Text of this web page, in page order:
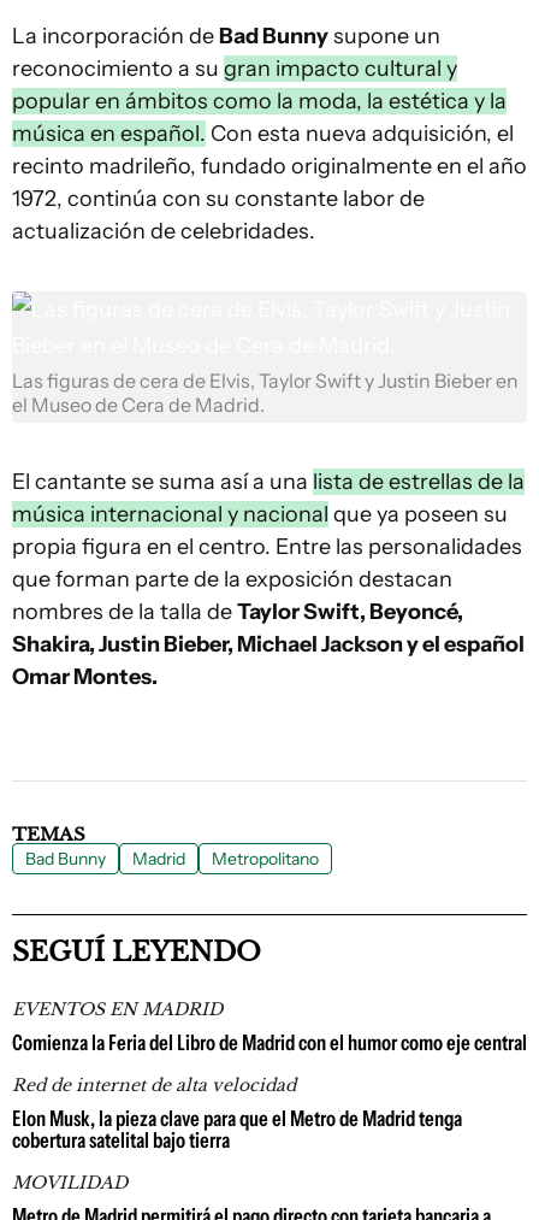
La incorporación de Bad Bunnysupone un
reconocimiento a su gran impacto cultural y
popular en ámbitos como la moda, la estética y la
música en español. Con esta nueva adquisición, el
recinto madrileño, fundado originalmente en el año
1972, continúa con su constante labor de
actualización de celebridades.
Las figuras de cera de Elvis, Taylor Swift y Justin Bieber en
el Museo de Cera de Madrid.
El cantante se suma así a una lista de estrellas de la
música internacional y nacional que ya poseen su
propia figura en el centro. Entre las personalidades
que forman parte de la exposición destacan
nombres de la talla deTaylor Swift, Beyoncé,
Shakira, Justin Bieber, Michael Jackson y el español
Omar Montes.
TEMAS
Bad Bunny Madrid Metropolitano
SEGUÍ LEYENDO
EVENTOS EN MADRID
Comienza la Feria del Libro de Madrid con el humor como eje central
Red de internet de alta velocidad
Elon Musk, la pieza clave para que el Metro de Madrid tenga
cobertura satelital bajo tierra
MOVILIDAD